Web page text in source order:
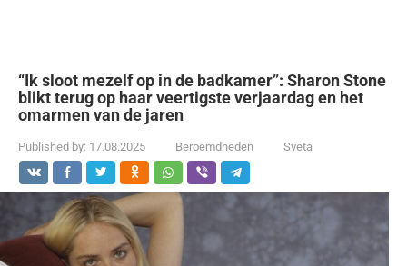
“Ik sloot mezelf op in de badkamer”: Sharon Stone
blikt terug op haar veertigste verjaardag en het
omarmen van de jaren
Published by: 17.08.2025 Beroemdheden Sveta